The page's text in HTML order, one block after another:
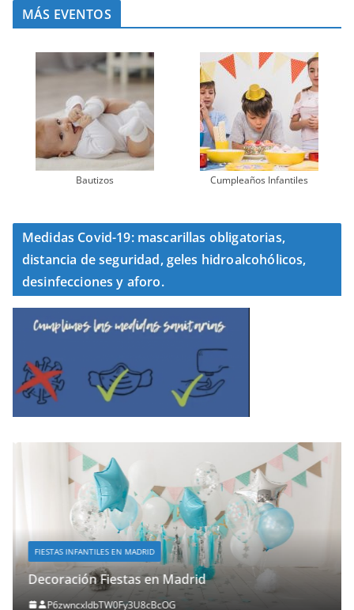
MÁS EVENTOS
Bautizos Cumpleaños Infantiles
Medidas Covid-19: mascarillas obligatorias,
distancia de seguridad, geles hidroalcohólicos,
desinfecciones y aforo.
FIESTAS INFANTILES EN MADRID
Decoración Fiestas en Madrid
P6zwncxIdbTW0Fy3U8cBcOG